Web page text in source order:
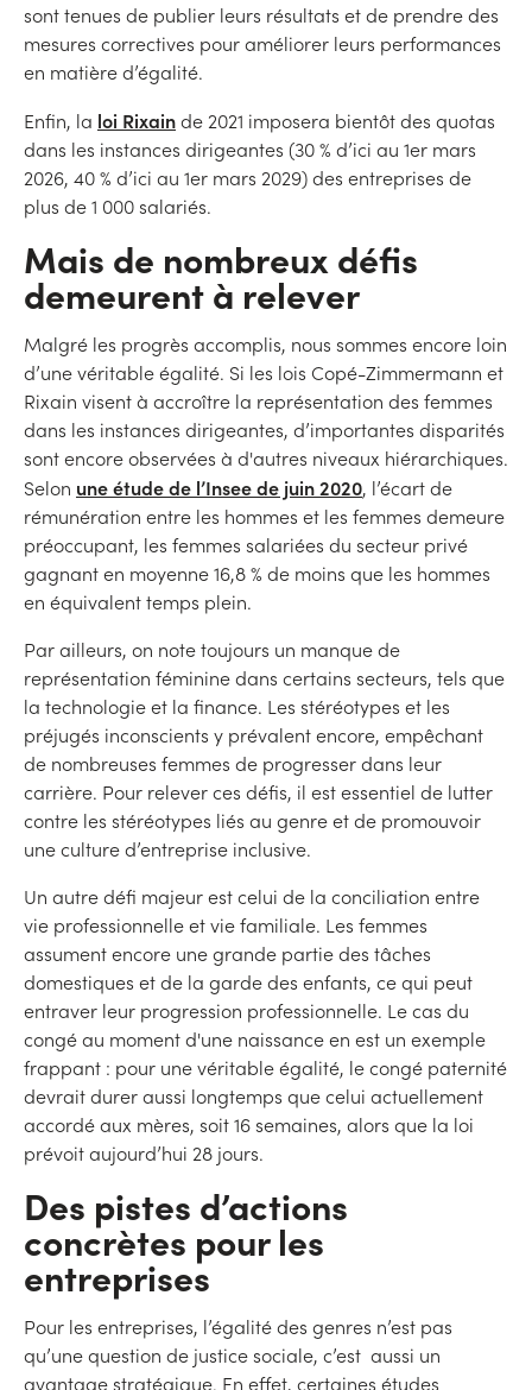
sont tenues de publier leurs résultats et de prendre des
mesures correctives pour améliorer leurs performances
en matière d’égalité.
Enfin, la loi Rixainde 2021 imposera bientôt des quotas
dans les instances dirigeantes (30 % d’ici au 1er mars
2026, 40 % d’ici au 1er mars 2029) des entreprises de
plus de 1 000 salariés.
Mais de nombreux défis
demeurent à relever
Malgré les progrès accomplis, nous sommes encore loin
d’une véritable égalité. Si les lois Copé-Zimmermann et
Rixain visent à accroître la représentation des femmes
dans les instances dirigeantes, d’importantes disparités
sont encore observées à d'autres niveaux hiérarchiques.
Selon une étude de l’Insee de juin 2020, l’écart de
rémunération entre les hommes et les femmes demeure
préoccupant, les femmes salariées du secteur privé
gagnant en moyenne 16,8 % de moins que les hommes
en équivalent temps plein.
Par ailleurs, on note toujours un manque de
représentation féminine dans certains secteurs, tels que
la technologie et la finance. Les stéréotypes et les
préjugés inconscients y prévalent encore, empêchant
de nombreuses femmes de progresser dans leur
carrière. Pour relever ces défis, il est essentiel de lutter
contre les stéréotypes liés au genre et de promouvoir
une culture d’entreprise inclusive.
Un autre défi majeur est celui de la conciliation entre
vie professionnelle et vie familiale. Les femmes
assument encore une grande partie des tâches
domestiques et de la garde des enfants, ce qui peut
entraver leur progression professionnelle. Le cas du
congé au moment d'une naissance en est un exemple
frappant : pour une véritable égalité, le congé paternité
devrait durer aussi longtemps que celui actuellement
accordé aux mères, soit 16 semaines, alors que la loi
prévoit aujourd’hui 28 jours.
Des pistes d’actions
concrètes pour les
entreprises
Pour les entreprises, l’égalité des genres n’est pas
qu’une question de justice sociale, c’est aussi un
avantage stratégique. En effet, certaines études